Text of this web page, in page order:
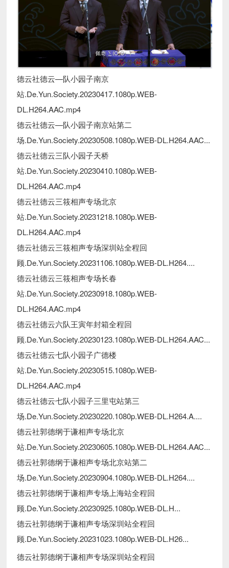
德云社德云—队小园子南京
站.De.Yun.Society.20230417.1080p.WEB-
DL.H264.AAC.mp4
德云社德云—队小园子南京站第二
场.De.Yun.Society.20230508.1080p.WEB-DL.H264.AAC...
德云社德云三队小园子天桥
站.De.Yun.Society.20230410.1080p.WEB-
DL.H264.AAC.mp4
德云社德云三筱相声专场北京
站.De.Yun.Society.20231218.1080p.WEB-
DL.H264.AAC.mp4
德云社德云三筱相声专场深圳站全程回
顾.De.Yun.Society.20231106.1080p.WEB-DL.H264....
德云社德云三筱相声专场长春
站.De.Yun.Society.20230918.1080p.WEB-
DL.H264.AAC.mp4
德云社德云六队王寅年封箱全程回
顾.De.Yun.Society.20230123.1080p.WEB-DL.H264.AAC...
德云社德云七队小园子广德楼
站.De.Yun.Society.20230515.1080p.WEB-
DL.H264.AAC.mp4
德云社德云七队小园子三里屯站第三
场.De.Yun.Society.20230220.1080p.WEB-DL.H264.A....
德云社郭德纲于谦相声专场北京
站.De.Yun.Society.20230605.1080p.WEB-DL.H264.AAC...
德云社郭德纲于谦相声专场北京站第二
场.De.Yun.Society.20230904.1080p.WEB-DL.H264....
德云社郭德纲于谦相声专场上海站全程回
顾.De.Yun.Society.20230925.1080p.WEB-DL.H...
德云社郭德纲于谦相声专场深圳站全程回
顾.De.Yun.Society.20231023.1080p.WEB-DL.H26...
德云社郭德纲于谦相声专场深圳站全程回